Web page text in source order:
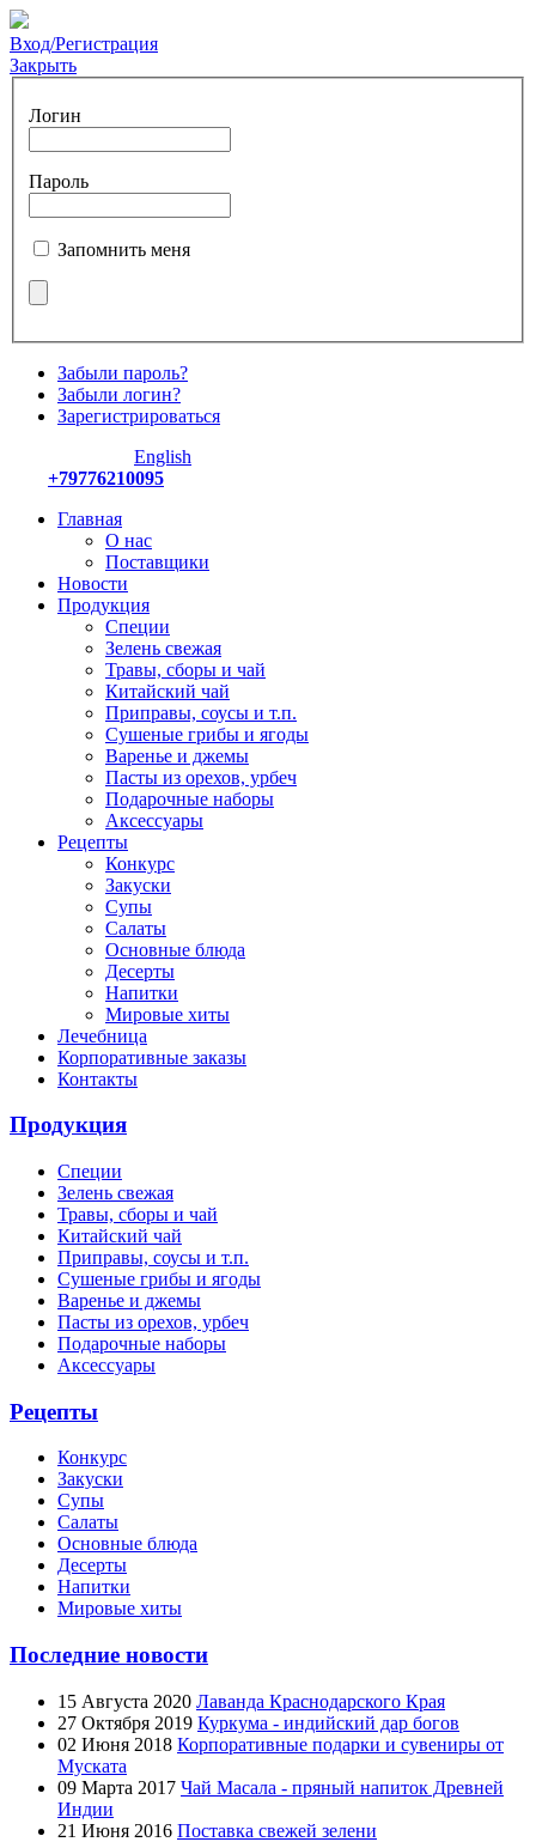
Вход/Регистрация
Закрыть
Логин
Пароль
Запомнить меня
Забыли пароль?
Забыли логин?
Зарегистрироваться
English
+79776210095
Главная
О нас
Поставщики
Новости
Продукция
Специи
Зелень свежая
Травы, сборы и чай
Китайский чай
Приправы, соусы и т.п.
Сушеные грибы и ягоды
Варенье и джемы
Пасты из орехов, урбеч
Подарочные наборы
Аксессуары
Рецепты
Конкурс
Закуски
Супы
Салаты
Основные блюда
Десерты
Напитки
Мировые хиты
Лечебница
Корпоративные заказы
Контакты
Продукция
Специи
Зелень свежая
Травы, сборы и чай
Китайский чай
Приправы, соусы и т.п.
Сушеные грибы и ягоды
Варенье и джемы
Пасты из орехов, урбеч
Подарочные наборы
Аксессуары
Рецепты
Конкурс
Закуски
Супы
Салаты
Основные блюда
Десерты
Напитки
Мировые хиты
Последние новости
15 Августа 2020 Лаванда Краснодарского Края
27 Октября 2019 Куркума - индийский дар богов
02 Июня 2018 Корпоративные подарки и сувениры от
Муската
09 Марта 2017 Чай Масала - пряный напиток Древней
Индии
21 Июня 2016 Поставка свежей зелени